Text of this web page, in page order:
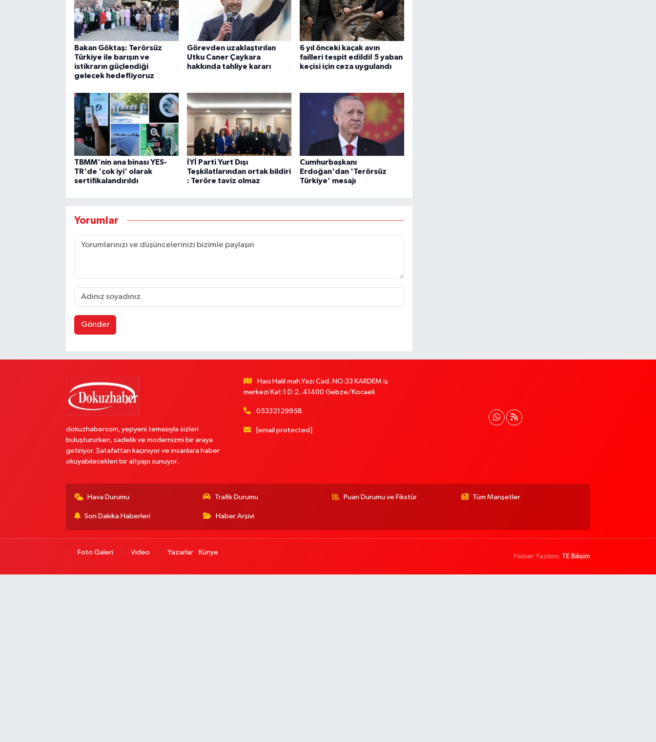
Bakan Göktaş: Terörsüz
Türkiye ile barışın ve
istikrarın güçlendiği
gelecek hedefliyoruz
Görevden uzaklaştırılan
Utku Caner Çaykara
hakkında tahliye kararı
6 yıl önceki kaçak avın
failleri tespit edildi! 5 yaban
keçisi için ceza uygulandı
TBMM'nin ana binası YES-
TR'de 'çok iyi' olarak
sertifikalandırıldı
İYİ Parti Yurt Dışı
Teşkilatlarından ortak bildiri
: Teröre taviz olmaz
Cumhurbaşkanı
Erdoğan'dan 'Terörsüz
Türkiye' mesajı
Yorumlar
Gönder
dokuzhabercom, yepyeni temasıyla sizleri
buluştururken, sadelik ve modernizmi bir araya
getiriyor. Şatafattan kaçınıyor ve insanlara haber
okuyabilecekleri bir altyapı sunuyor.
Hacı Halil mah.Yazı Cad. NO:33 KARDEM iş
merkezi Kat:1 D:2..41400 Gebze/Kocaeli
05332129958
[email protected]
Hava Durumu Trafik Durumu Puan Durumu ve Fikstür Tüm Manşetler
Son Dakika Haberleri Haber Arşivi
Foto Galeri Video Yazarlar Künye
Haber Yazılımı: TE Bilişim